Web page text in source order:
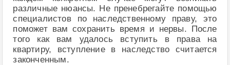
различные нюансы. Не пренебрегайте помощью
специалистов по наследственному праву, это
поможет вам сохранить время и нервы. После
того как вам удалось вступить в права на
квартиру, вступление в наследство считается
законченным.